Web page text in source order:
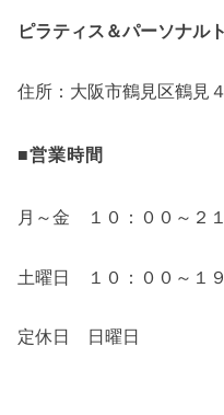
ピラティス＆パーソナル
住所：大阪市鶴見区鶴見
■営業時間
月～金 １０：００～２
土曜日 １０：００～１
定休日 日曜日